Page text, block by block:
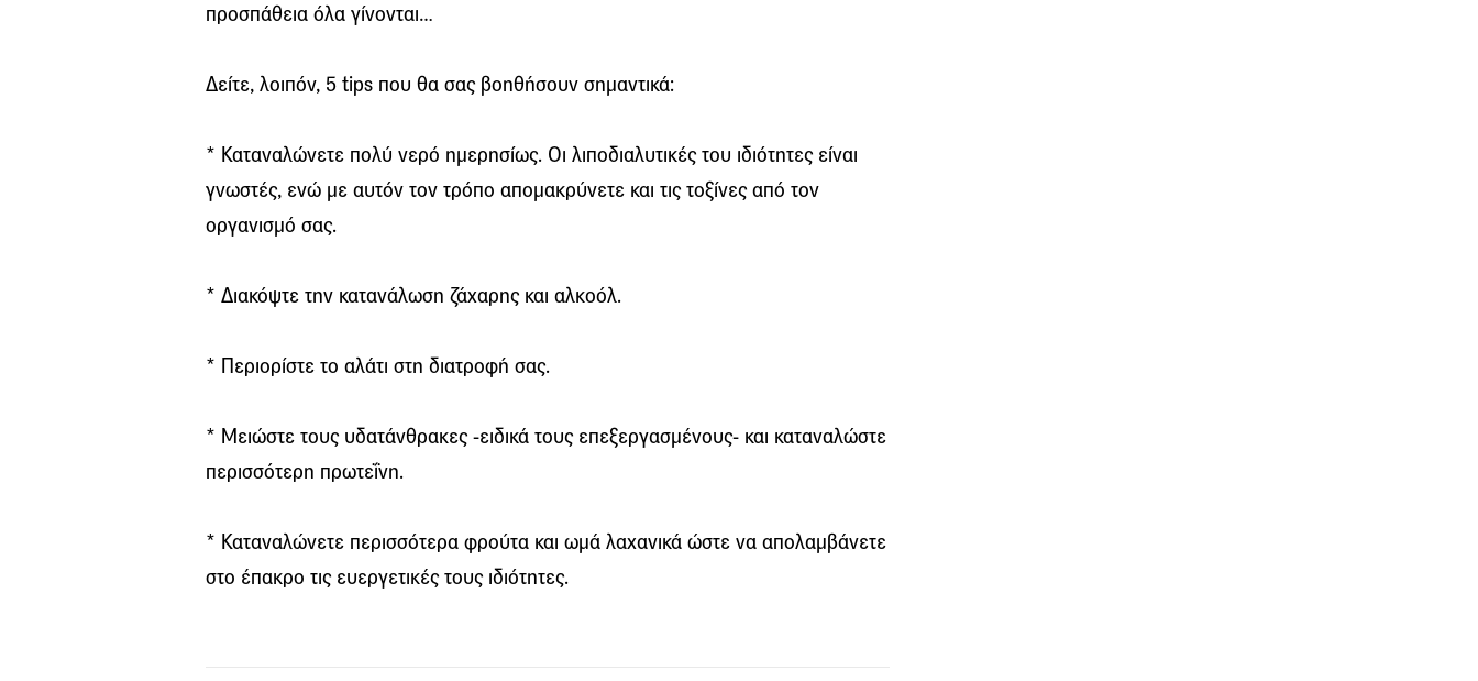
προσπάθεια όλα γίνονται…
Δείτε, λοιπόν, 5 tips που θα σας βοηθήσουν σημαντικά:
* Καταναλώνετε πολύ νερό ημερησίως. Οι λιποδιαλυτικές του ιδιότητες είναι
γνωστές, ενώ με αυτόν τον τρόπο απομακρύνετε και τις τοξίνες από τον
οργανισμό σας.
* Διακόψτε την κατανάλωση ζάχαρης και αλκοόλ.
* Περιορίστε το αλάτι στη διατροφή σας.
* Μειώστε τους υδατάνθρακες -ειδικά τους επεξεργασμένους- και καταναλώστε
περισσότερη πρωτεΐνη.
* Καταναλώνετε περισσότερα φρούτα και ωμά λαχανικά ώστε να απολαμβάνετε
στο έπακρο τις ευεργετικές τους ιδιότητες.